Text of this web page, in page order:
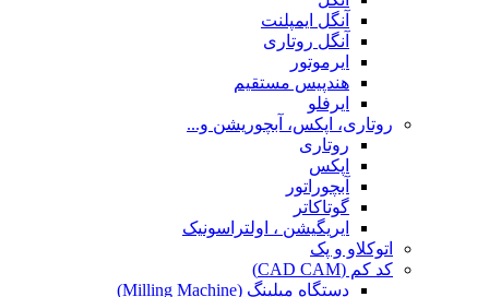
آنگل ایمپلنت
آنگل روتاری
ایرموتور
هندپیس مستقیم
ایرفلو
روتاری، اپکس، آبچوریشن و...
روتاری
اپکس
آبچوراتور
گوتاکاتر
ایریگیشن ، اولتراسونیک
اتوکلاو و پک
کد کم (CAD CAM)
دستگاه میلینگ (Milling Machine)